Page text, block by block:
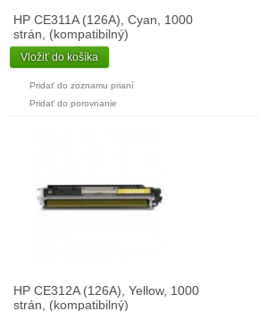
HP CE311A (126A), Cyan, 1000
strán, (kompatibilný)
Vložiť do košíka
Pridať do zoznamu prianí
Pridať do porovnanie
HP CE312A (126A), Yellow, 1000
strán, (kompatibilný)